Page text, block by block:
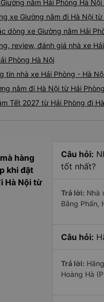
nằm Hải Phòng Hà
xe Giường nằm đi Hà Nội từ
dòng xe Giường nằm Hải
review, đánh giá nhà xe
Phòng Hà Nội
tin nhà xe Hải Phòng - Hà
nằm đi Hà Nội từ Hải
Tết 2027 từ Hải Phòng đi
hàng
khi đặt
Hà Nội từ
Câu hỏi:
tốt nhất?
Trả lời: Nhà
Bằng Phấn,
Câu hỏi:
Trả lời:
Hoàng Hà